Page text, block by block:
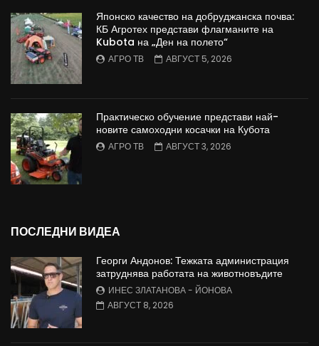
Японско качество на добруджанска почва:
КБ Агротех представи флагманите на
Kubota на „Ден на полето“
АГРО ТВ АВГУСТ 5, 2026
Практическо обучение представи най-
новите самоходни косачки на Кубота
АГРО ТВ АВГУСТ 3, 2026
ПОСЛЕДНИ ВИДЕА
Георги Андонов: Тежката администрация
затруднява работата на животновъдите
ИНЕС ЗЛАТАНОВА - ЙОНОВА
АВГУСТ 8, 2026